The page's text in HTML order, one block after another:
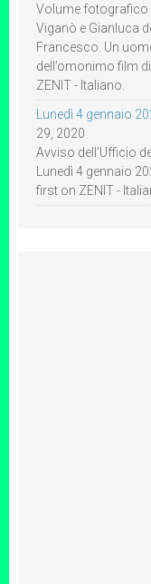
Volume fotografico
Viganò e Gianluca
Francesco. Un
dell’omonimo film
ZENIT - Italiano.
Lunedì 4 gennaio
29, 2020
Avviso dell’Ufficio
Lunedì 4 gennaio
first on ZENIT -